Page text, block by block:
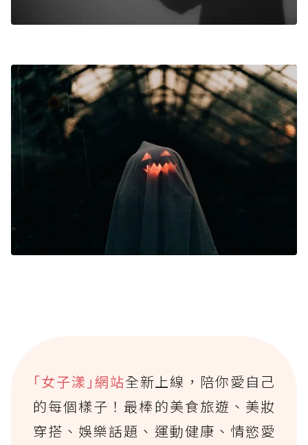
｢女子漾｣網站全新上線，陪你愛自己
的每個樣子！最棒的美食旅遊、美妝
穿搭、娛樂話題、運動健康、情慾愛